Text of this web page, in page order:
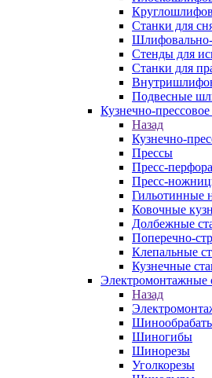
Станки для
Шлифовально-
Стенды для
Станки для
Подвесные
Кузнечно-
Назад
Кузнечно-
Прессы
Пресс-
Пресс-
Гильотинные
Ковочные
Долбежные
Поперечно-
Клепальные
Кузнечные
Электромонтажные
Назад
Шиногибы
Шинорезы
Уголкорезы